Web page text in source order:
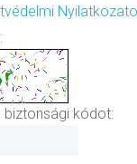
biztonsági kódot: